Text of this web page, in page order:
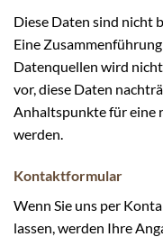
Diese Daten sind nicht
Eine
Datenquellen wird
vor, diese Daten
Anhaltspunkte für eine
werden.
Kontaktformular
Wenn Sie uns per
lassen, werden Ihre